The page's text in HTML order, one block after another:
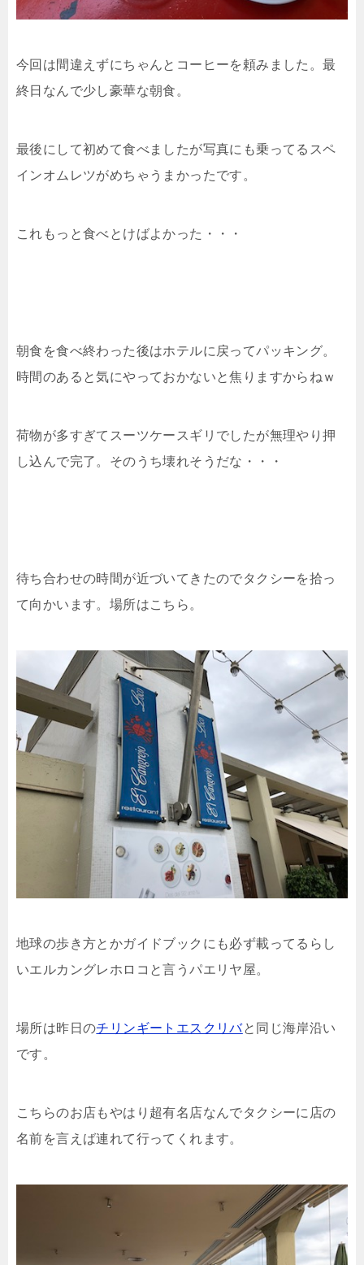
今回は間違えずにちゃんとコーヒーを頼みました。最
終日なんで少し豪華な朝食。
最後にして初めて食べましたが写真にも乗ってるスペ
インオムレツがめちゃうまかったです。
これもっと食べとけばよかった・・・
朝食を食べ終わった後はホテルに戻ってパッキング。
時間のあると気にやっておかないと焦りますからねｗ
荷物が多すぎてスーツケースギリでしたが無理やり押
し込んで完了。そのうち壊れそうだな・・・
待ち合わせの時間が近づいてきたのでタクシーを拾っ
て向かいます。場所はこちら。
地球の歩き方とかガイドブックにも必ず載ってるらし
いエルカングレホロコと言うパエリヤ屋。
場所は昨日のチリンギートエスクリバと同じ海岸沿い
です。
こちらのお店もやはり超有名店なんでタクシーに店の
名前を言えば連れて行ってくれます。